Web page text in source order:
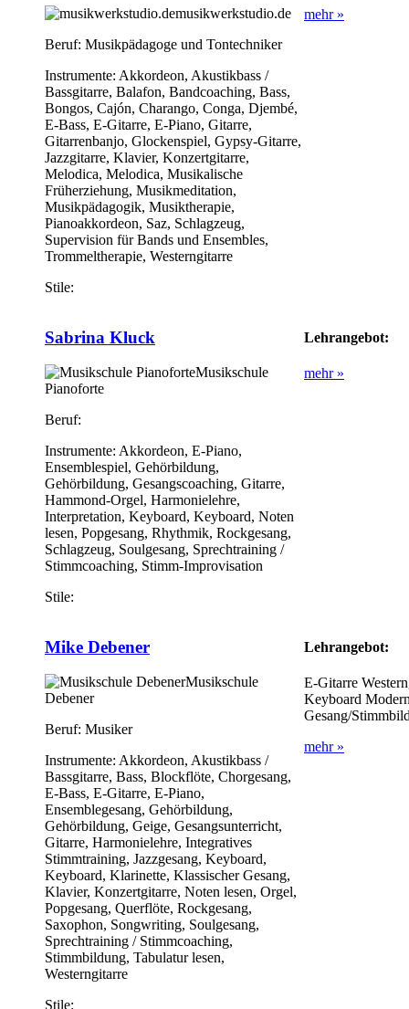
musikwerkstudio.de
Beruf: Musikpädagoge und Tontechniker
Instrumente: Akkordeon, Akustikbass /
Bassgitarre, Balafon, Bandcoaching, Bass,
Bongos, Cajón, Charango, Conga, Djembé,
E-Bass, E-Gitarre, E-Piano, Gitarre,
Gitarrenbanjo, Glockenspiel, Gypsy-Gitarre,
Jazzgitarre, Klavier, Konzertgitarre,
Melodica, Melodica, Musikalische
Früherziehung, Musikmeditation,
Musikpädagogik, Musiktherapie,
Pianoakkordeon, Saz, Schlagzeug,
Supervision für Bands und Ensembles,
Trommeltherapie, Westerngitarre
Stile:
mehr »
Sabrina Kluck
Musikschule
Pianoforte
Beruf:
Instrumente: Akkordeon, E-Piano,
Ensemblespiel, Gehörbildung,
Gehörbildung, Gesangscoaching, Gitarre,
Hammond-Orgel, Harmonielehre,
Interpretation, Keyboard, Keyboard, Noten
lesen, Popgesang, Rhythmik, Rockgesang,
Schlagzeug, Soulgesang, Sprechtraining /
Stimmcoaching, Stimm-Improvisation
Stile:
Lehrangebot:
mehr »
Mike Debener
Musikschule
Debener
Beruf: Musiker
Instrumente: Akkordeon, Akustikbass /
Bassgitarre, Bass, Blockflöte, Chorgesang,
E-Bass, E-Gitarre, E-Piano,
Ensemblegesang, Gehörbildung,
Gehörbildung, Geige, Gesangsunterricht,
Gitarre, Harmonielehre, Integratives
Stimmtraining, Jazzgesang, Keyboard,
Keyboard, Klarinette, Klassischer Gesang,
Klavier, Konzertgitarre, Noten lesen, Orgel,
Popgesang, Querflöte, Rockgesang,
Saxophon, Songwriting, Soulgesang,
Sprechtraining / Stimmcoaching,
Stimmbildung, Tabulatur lesen,
Westerngitarre
Stile:
Lehrangebot:
E-Gitarre
Keyboard
Gesang/
mehr »